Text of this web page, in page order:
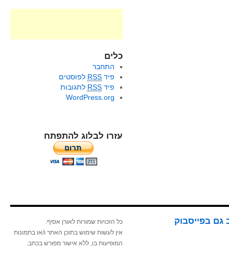
כלים
התחבר
פיד RSS לפוסטים
פיד RSS לתגובות
WordPress.org
עזרו לבלוג להתפתח
גם בפייסבוק
כל הזכויות שמורות לאורן אסיף.
אין לעשות שימוש בתוכן האתר ו/או בתמונות
המופיעות בו, ללא אישור מפורש בכתב.